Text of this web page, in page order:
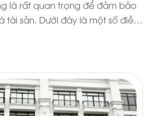
là rất quan trọng để đảm bảo
tài sản. Dưới đây là một số điều